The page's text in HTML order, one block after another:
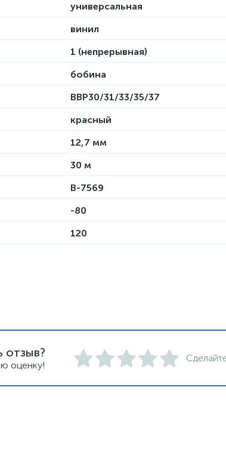
универсальная
винил
1 (непрерывная)
бобина
BBP30/31/33/35/37
красный
12,7 мм
30 м
B-7569
-80
120
отзыв?
оценку!